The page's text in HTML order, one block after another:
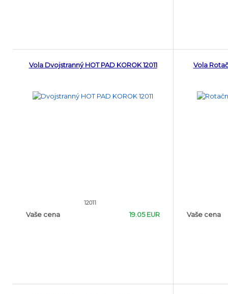
Vola Dvojstranný HOT PAD KOROK 12011
12011
Vaše cena 19.05 EUR
Vola
Vaše cena